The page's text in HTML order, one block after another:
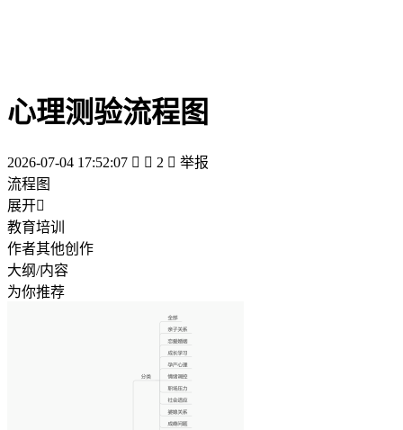
心理测验流程图
2026-07-04 17:52:07   2  举报
流程图
展开
教育培训
作者其他创作
大纲/内容
为你推荐